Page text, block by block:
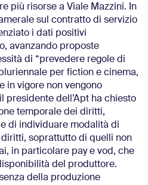
più risorse a Viale Mazzini. In
sul contratto di servizio
i dati positivi
avanzando proposte
di “prevedere regole di
per fiction e cinema,
in vigore non vengono
presidente dell’Apt ha chiesto
temporale dei diritti,
di individuare modalità di
soprattutto di quelli non
in particolare pay e vod, che
del produttore.
della produzione